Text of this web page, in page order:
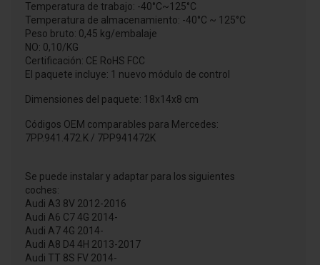
Temperatura de trabajo: -40°C~125°C
Temperatura de almacenamiento: -40°C ~ 125°C
Peso bruto: 0,45 kg/embalaje
NO: 0,10/KG
Certificación: CE RoHS FCC
El paquete incluye: 1 nuevo módulo de control
Dimensiones del paquete: 18x14x8 cm
Códigos OEM comparables para Mercedes:
7PP.941.472.K / 7PP941472K
Se puede instalar y adaptar para los siguientes
coches:
Audi A3 8V 2012-2016
Audi A6 C7 4G 2014-
Audi A7 4G 2014-
Audi A8 D4 4H 2013-2017
Audi TT 8S FV 2014-